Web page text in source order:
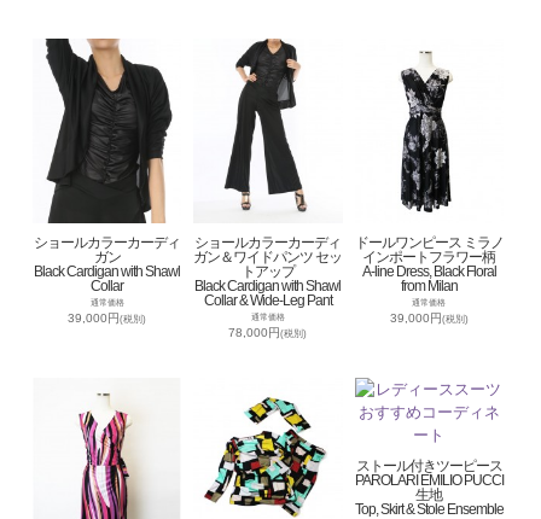
ショールカラーカーディ
ガン
Black Cardigan with Shawl
Collar
通常価格
39,000円(税別)
ショールカラーカーディ
ガン＆ワイドパンツ セッ
トアップ
Black Cardigan with Shawl
Collar & Wide-Leg Pant
通常価格
78,000円(税別)
ドールワンピース ミラノ
インポートフラワー柄
A-line Dress, Black Floral
from Milan
通常価格
39,000円(税別)
ストール付きツーピース
PAROLARI EMILIO PUCCI
生地
Top, Skirt & Stole Ensemble